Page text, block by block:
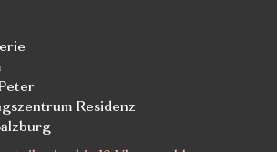
Residenz